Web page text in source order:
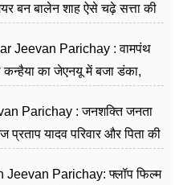
बन बालेन शाह ऐसे चढ़े सत्ता की
Jeevan Parichay : वामपंथ
कन्हैया का जेएनयू में बजा डंका,
Parichay : जनशक्ति जनता
यादव परिवार और पिता की
Parichay: फ्लॉप फिल्म